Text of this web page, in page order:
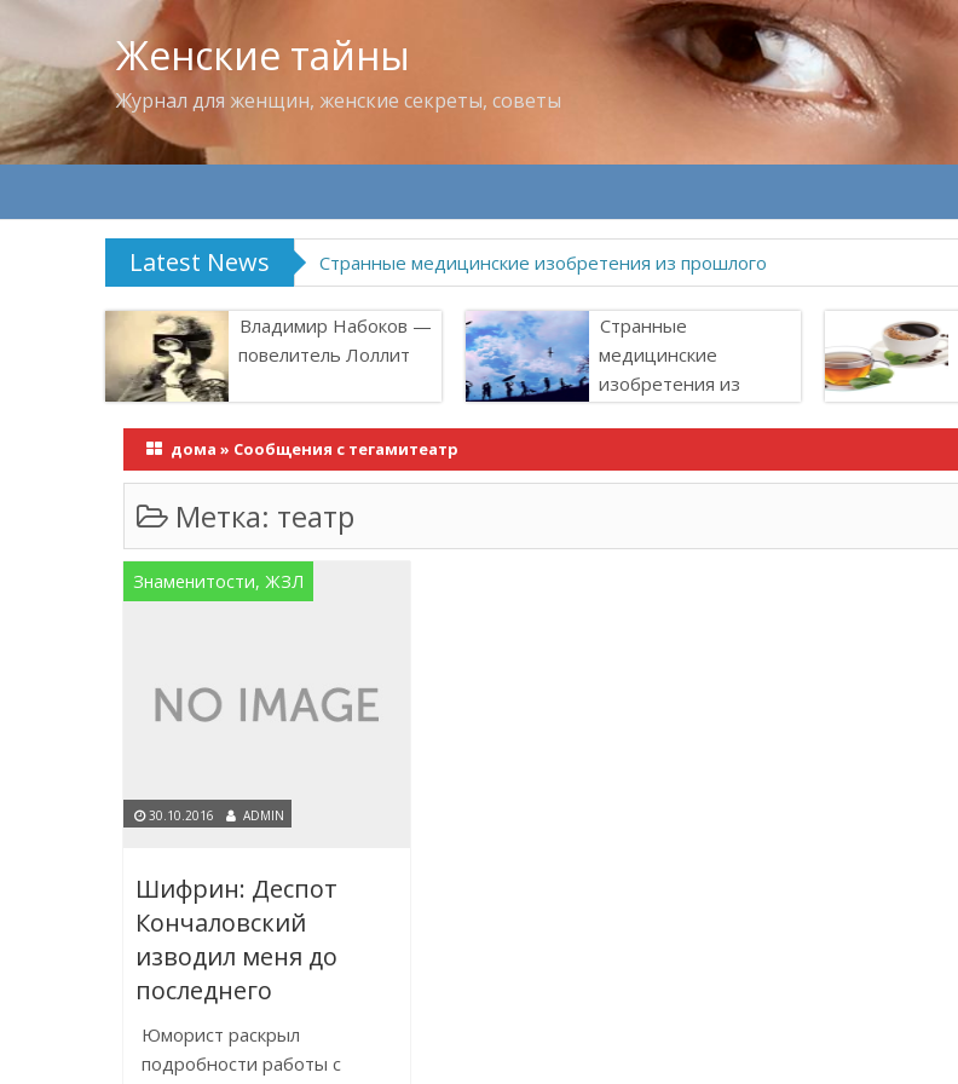
Женские тайны
Журнал для женщин, женские секреты, советы
Latest News Странные медицинские изобретения из прошлого
Владимир Набоков —
повелитель Лоллит
Странные
медицинские
изобретения из
дома » Сообщения с тегамитеатр
Метка: театр
Знаменитости, ЖЗЛ
30.10.2016 ADMIN
Шифрин: Деспот
Кончаловский
изводил меня до
последнего
Юморист раскрыл
подробности работы с